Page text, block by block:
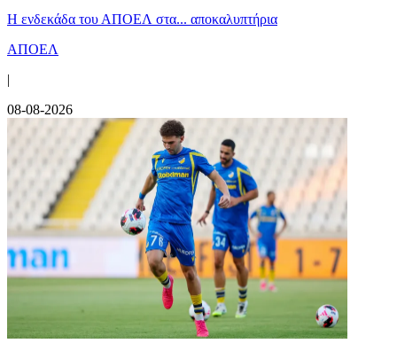
Η ενδεκάδα του ΑΠΟΕΛ στα... αποκαλυπτήρια
ΑΠΟΕΛ
|
08-08-2026